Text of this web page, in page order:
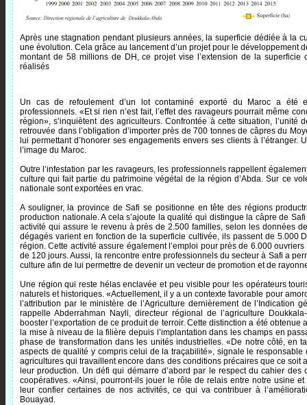
Après une stagnation pendant plusieurs années, la superficie dédiée à la
une évolution. Cela grâce au lancement d’un projet pour le développement
montant de 58 millions de DH, ce projet vise l’extension de la
réalisés
Un cas de refoulement d’un lot contaminé exporté du Maroc a été
professionnels. «Et si rien n’est fait, l’effet des ravageurs pourrait même
région», s’inquiètent des agriculteurs. Confrontée à cette situation, l’unité
retrouvée dans l’obligation d’importer près de 700 tonnes de câpres du
lui permettant d’honorer ses engagements envers ses clients à
l’image du Maroc.
Outre l’infestation par les ravageurs, les professionnels rappellent
culture qui fait partie du patrimoine végétal de la région d’Abda. Sur ce
nationale sont exportées en vrac.
A souligner, la province de Safi se positionne en tête des régions
production nationale. A cela s’ajoute la qualité qui distingue la câpre de
activité qui assure le revenu à près de 2.500 familles, selon les données
dégagés varient en fonction de la superficie cultivée, ils passent de 5.000
région. Cette activité assure également l’emploi pour près de 6.000
de 120 jours. Aussi, la rencontre entre professionnels du secteur à Safi a
culture afin de lui permettre de devenir un vecteur de promotion et de
Une région qui reste hélas enclavée et peu visible pour les opérateurs
naturels et historiques. «Actuellement, il y a un contexte favorable pour
l’attribution par le ministère de l’Agriculture dernièrement de l’Indication
rappelle Abderrahman Nayli, directeur régional de l’agriculture
booster l’exportation de ce produit de terroir. Cette distinction a été obtenue
la mise à niveau de la filière depuis l’implantation dans les champs en
phase de transformation dans les unités industrielles. «De notre côté, en
aspects de qualité y compris celui de la traçabilité», signale le
agricultures qui travaillent encore dans des conditions précaires que ce
leur production. Un défi qui démarre d’abord par le respect du cahier
coopératives. «Ainsi, pourront-ils jouer le rôle de relais entre notre usine
leur confier certaines de nos activités, ce qui va contribuer à
Bouayad.